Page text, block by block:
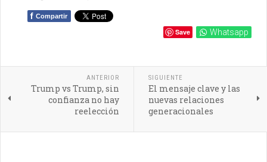
f Compartir
Save Whatsapp
ANTERIOR
Trump vs Trump, sin
confianza no hay
reelección
SIGUIENTE
El mensaje clave y las
nuevas relaciones
generacionales